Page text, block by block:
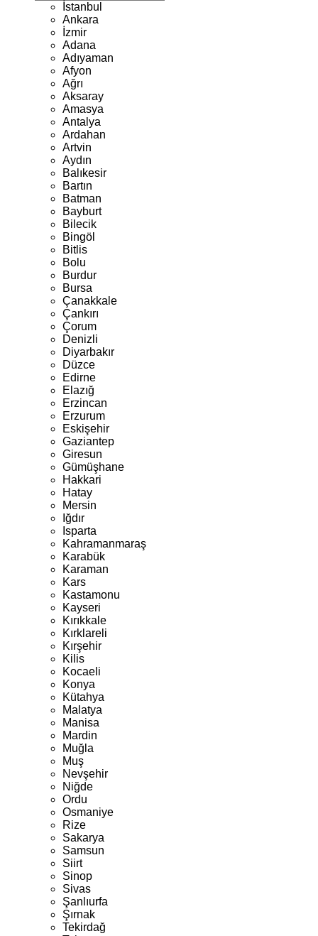
İstanbul
Ankara
İzmir
Adana
Adıyaman
Afyon
Ağrı
Aksaray
Amasya
Antalya
Ardahan
Artvin
Aydın
Balıkesir
Bartın
Batman
Bayburt
Bilecik
Bingöl
Bitlis
Bolu
Burdur
Bursa
Çanakkale
Çankırı
Çorum
Denizli
Diyarbakır
Düzce
Edirne
Elazığ
Erzincan
Erzurum
Eskişehir
Gaziantep
Giresun
Gümüşhane
Hakkari
Hatay
Mersin
Iğdır
Isparta
Kahramanmaraş
Karabük
Karaman
Kars
Kastamonu
Kayseri
Kırıkkale
Kırklareli
Kırşehir
Kilis
Kocaeli
Konya
Kütahya
Malatya
Manisa
Mardin
Muğla
Muş
Nevşehir
Niğde
Ordu
Osmaniye
Rize
Sakarya
Samsun
Siirt
Sinop
Sivas
Şanlıurfa
Şırnak
Tekirdağ